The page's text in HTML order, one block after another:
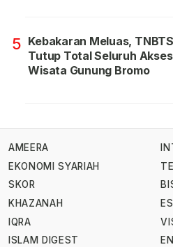
5 Kebakaran Meluas, TNBTS
Tutup Total Seluruh Akses
Wisata Gunung Bromo
AMEERA
EKONOMI SYARIAH
SKOR
KHAZANAH
IQRA
ISLAM DIGEST